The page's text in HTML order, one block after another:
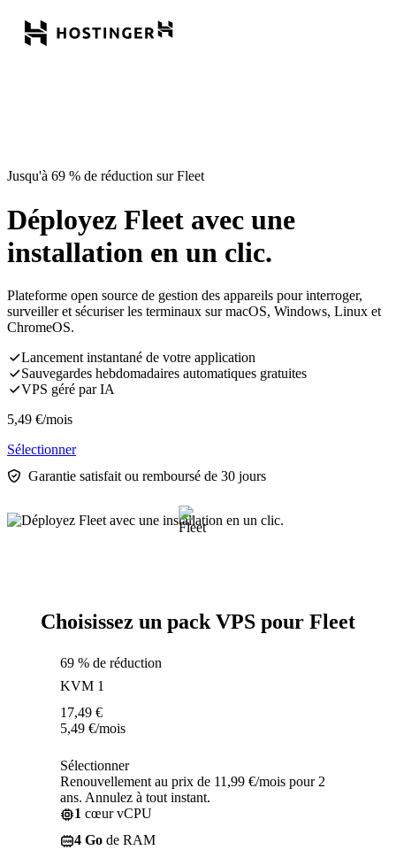
Jusqu'à 69 % de réduction sur Fleet
Déployez Fleet avec une
installation en un clic.
Plateforme open source de gestion des appareils pour interroger,
surveiller et sécuriser les terminaux sur macOS, Windows, Linux et
ChromeOS.
Lancement instantané de votre application
Sauvegardes hebdomadaires automatiques gratuites
VPS géré par IA
5,49 €/mois
Sélectionner
Garantie satisfait ou remboursé de 30 jours
Choisissez un pack VPS pour Fleet
69 % de réduction
KVM 1
17,49 €
5,49 €/mois
Sélectionner
Renouvellement au prix de 11,99 €/mois pour 2
ans. Annulez à tout instant.
1 cœur vCPU
4 Go de RAM